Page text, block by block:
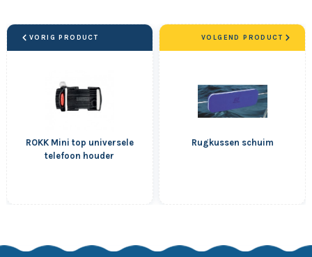
VORIG PRODUCT
ROKK Mini top universele
telefoon houder
Rugkussen schuim
VOLGEND PRODUCT